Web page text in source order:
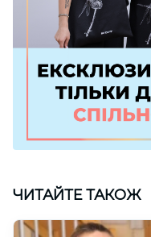
ЧИТАЙТЕ ТАКОЖ